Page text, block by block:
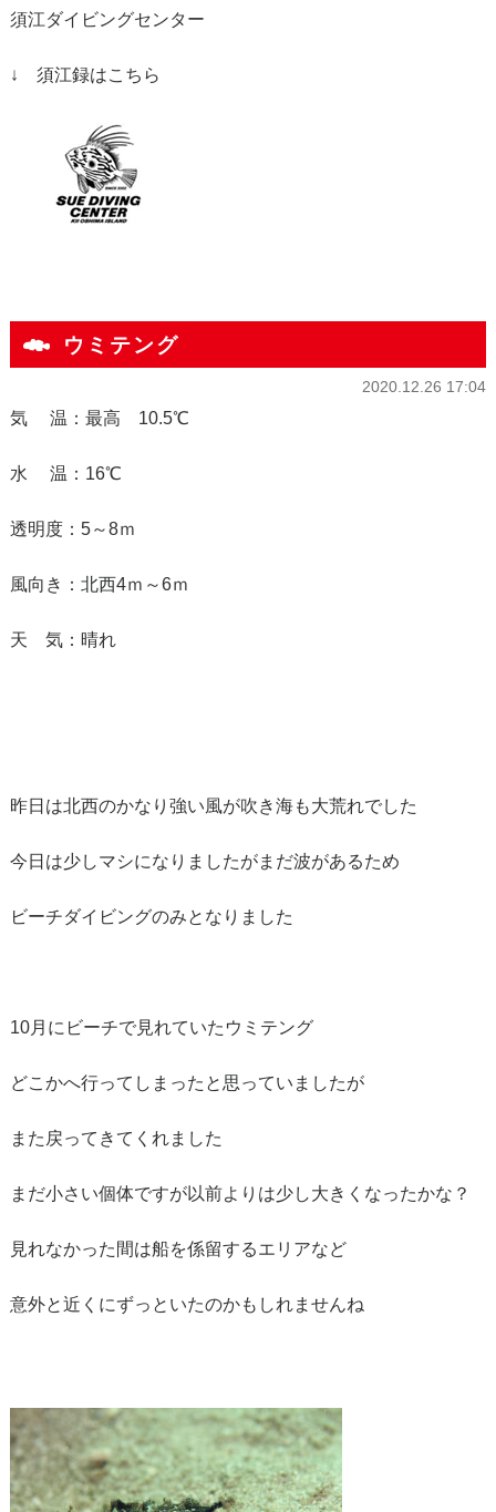
須江ダイビングセンター
↓ 須江録はこちら
ウミテング
2020.12.26 17:04
気 温：最高 10.5℃
水 温：16℃
透明度：5～8ｍ
風向き：北西4ｍ～6ｍ
天 気：晴れ
昨日は北西のかなり強い風が吹き海も大荒れでした
今日は少しマシになりましたがまだ波があるため
ビーチダイビングのみとなりました
10月にビーチで見れていたウミテング
どこかへ行ってしまったと思っていましたが
また戻ってきてくれました
まだ小さい個体ですが以前よりは少し大きくなったかな？
見れなかった間は船を係留するエリアなど
意外と近くにずっといたのかもしれませんね